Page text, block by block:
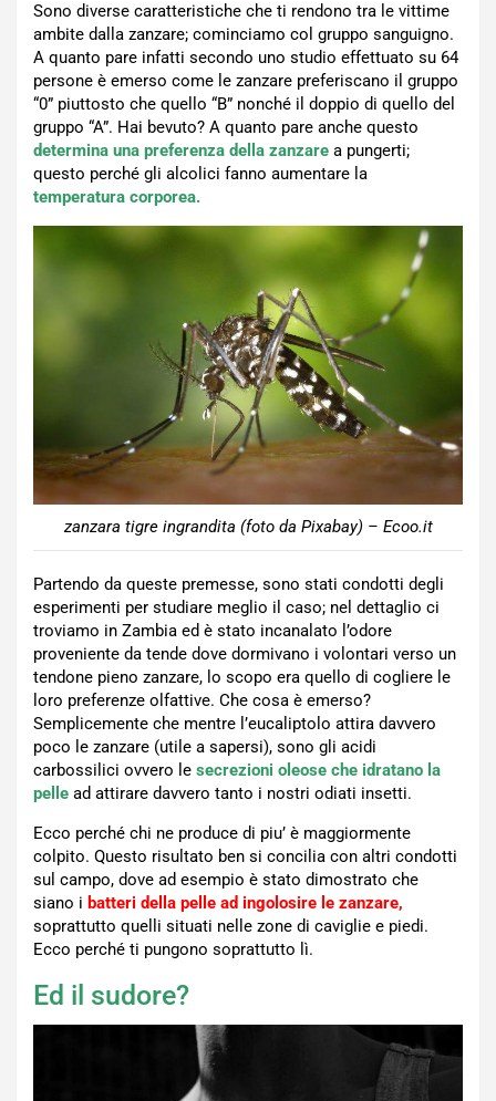
Sono diverse caratteristiche che ti rendono tra le vittime
ambite dalla zanzare; cominciamo col gruppo sanguigno.
A quanto pare infatti secondo uno studio effettuato su 64
persone è emerso come le zanzare preferiscano il gruppo
“0” piuttosto che quello “B” nonché il doppio di quello del
gruppo “A”. Hai bevuto? A quanto pare anche questo
determina una preferenza della zanzare a pungerti;
questo perché gli alcolici fanno aumentare la
temperatura corporea.
zanzara tigre ingrandita (foto da Pixabay) – Ecoo.it
Partendo da queste premesse, sono stati condotti degli
esperimenti per studiare meglio il caso; nel dettaglio ci
troviamo in Zambia ed è stato incanalato l’odore
proveniente da tende dove dormivano i volontari verso un
tendone pieno zanzare, lo scopo era quello di cogliere le
loro preferenze olfattive. Che cosa è emerso?
Semplicemente che mentre l’eucaliptolo attira davvero
poco le zanzare (utile a sapersi), sono gli acidi
carbossilici ovvero le secrezioni oleose che idratano la
pelle ad attirare davvero tanto i nostri odiati insetti.
Ecco perché chi ne produce di piu’ è maggiormente
colpito. Questo risultato ben si concilia con altri condotti
sul campo, dove ad esempio è stato dimostrato che
siano i batteri della pelle ad ingolosire le zanzare,
soprattutto quelli situati nelle zone di caviglie e piedi.
Ecco perché ti pungono soprattutto lì.
Ed il sudore?